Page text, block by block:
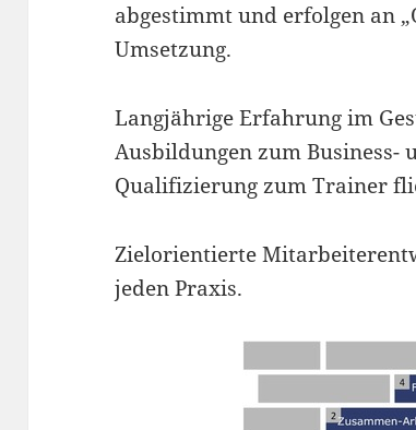
abgestimmt und erfolgen an
Umsetzung.
Langjährige Erfahrung im
Ausbildungen zum Business-
Qualifizierung zum Trainer
Zielorientierte
jeden Praxis.